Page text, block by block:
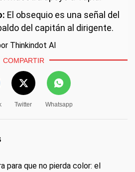
El obsequio es una señal del
del capitán al dirigente.
Thinkindot AI
COMPARTIR
Twitter Whatsapp
para que no pierda color: el